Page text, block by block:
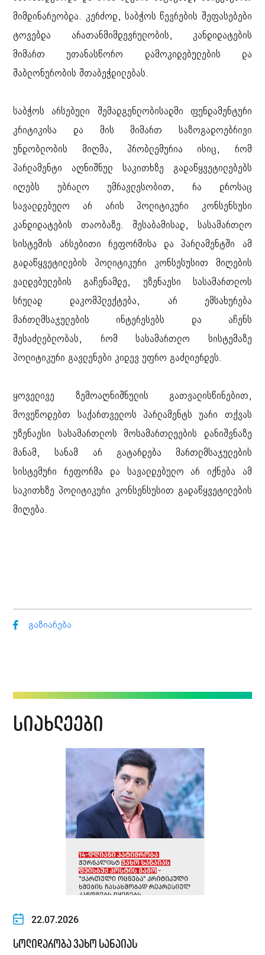
მიმდინარეობდა. კერძოდ, საბჭოს წევრების შეფასებები
ტოვებდა არათანმიმდევრულობის, კანდიდატების
მიმართ უთანასწორო დამოკიდებულების და
შაბლონურობის შთაბეჭდილებას.
საბჭოს არსებული შემადგენლობისადმი ფუნდამენტური
კრიტიკისა და მის მიმართ საზოგადოებრივი
უნდობლობის მიღმა, პრობლემურია ისიც, რომ
პარლამენტი აღნიშნულ საკითხზე გადაწყვეტილებებს
იღებს უბრალო უმრავლესობით, რა დროსაც
სავალდებულო არ არის პოლიტიკური კონსენსუსი
კანდიდატების თაობაზე. შესაბამისად, სასამართლო
სისტემის არსებითი რეფორმისა და პარლამენტში ამ
გადაწყვეტილების პოლიტიკური კონსესუსით მიღების
ვალდებულების გაჩენამდე, უზენაესი სასამართლოს
სრულად დაკომპლექტება, არ ემსახურება
მართლმსაჯულების ინტერესებს და აჩენს
შესაძლებლობას, რომ სასამართლო სისტემაზე
პოლიტიკური გავლენები კიდევ უფრო გაძლიერდეს.
ყოველივე ზემოაღნიშნულის გათვალისწინებით,
მოვუწოდებთ საქართველოს პარლამენტს უარი თქვას
უზენაესი სასამართლოს მოსამართლეების დანიშვნაზე
მანამ, სანამ არ გატარდება მართლმსაჯულების
სისტემური რეფორმა და სავალდებულო არ იქნება ამ
საკითხზე პოლიტიკური კონსენსუსით გადაწყვეტილების
მიღება.
გაზიარება
სიახლეები
22.07.2026
სოლიდარობა ვახო სანაიას